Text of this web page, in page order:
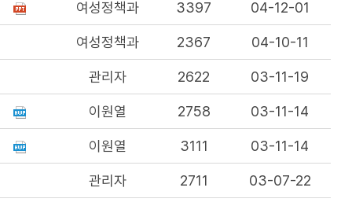
여성정책과 3397 04-12-01
여성정책과 2367 04-10-11
관리자 2622 03-11-19
이원열 2758 03-11-14
이원열 3111 03-11-14
관리자 2711 03-07-22